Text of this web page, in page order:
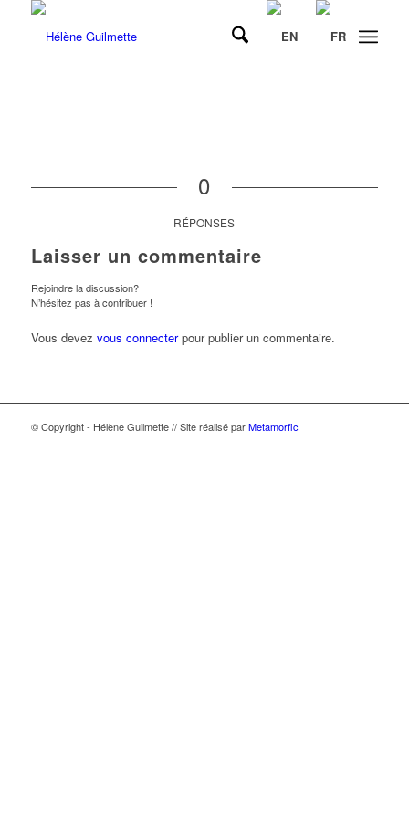
0
RÉPONSES
Laisser un commentaire
Rejoindre la discussion?
N’hésitez pas à contribuer !
Vous devez vous connecterpour publier un commentaire.
© Copyright - Hélène Guilmette // Site réalisé parMetamorfic